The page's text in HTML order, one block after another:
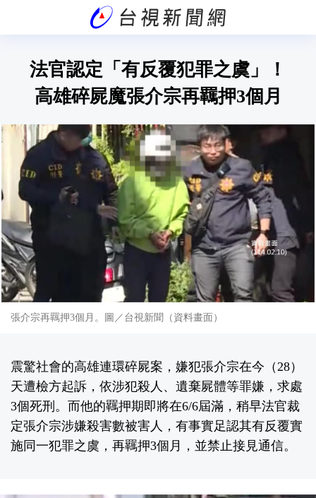
法官認定「有反覆犯罪之虞」！
高雄碎屍魔張介宗再羈押3個月
張介宗再羈押3個月。圖／台視新聞（資料畫面）
震驚社會的高雄連環碎屍案，嫌犯張介宗在今（28）
天遭檢方起訴，依涉犯殺人、遺棄屍體等罪嫌，求處
3個死刑。而他的羈押期即將在6/6屆滿，稍早法官裁
定張介宗涉嫌殺害數被害人，有事實足認其有反覆實
施同一犯罪之虞，再羈押3個月，並禁止接見通信。